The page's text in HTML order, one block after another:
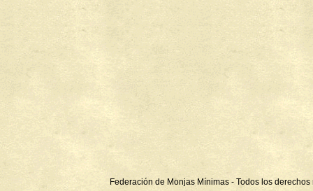
Federación de Monjas Mínimas - Todos los